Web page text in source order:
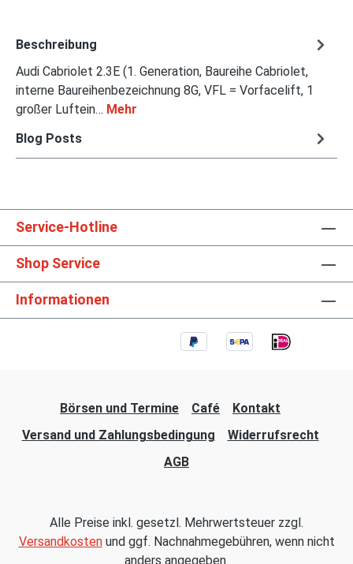
Beschreibung
Audi Cabriolet 2.3E (1. Generation, Baureihe Cabriolet,
interne Baureihenbezeichnung 8G, VFL = Vorfacelift, 1
großer Luftein… Mehr
Blog Posts
Service-Hotline
Shop Service
Informationen
Börsen und Termine Café
Kontakt
Versand und Zahlungsbedingung
Widerrufsrecht
AGB
Alle Preise inkl. gesetzl. Mehrwertsteuer zzgl.
Versandkostenund ggf. Nachnahmegebühren, wenn nicht
anders angegeben.